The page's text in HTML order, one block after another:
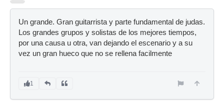
Un grande. Gran guitarrista y parte fundamental de judas.
Los grandes grupos y solistas de los mejores tiempos,
por una causa u otra, van dejando el escenario y a su
vez un gran hueco que no se rellena facilmente
1